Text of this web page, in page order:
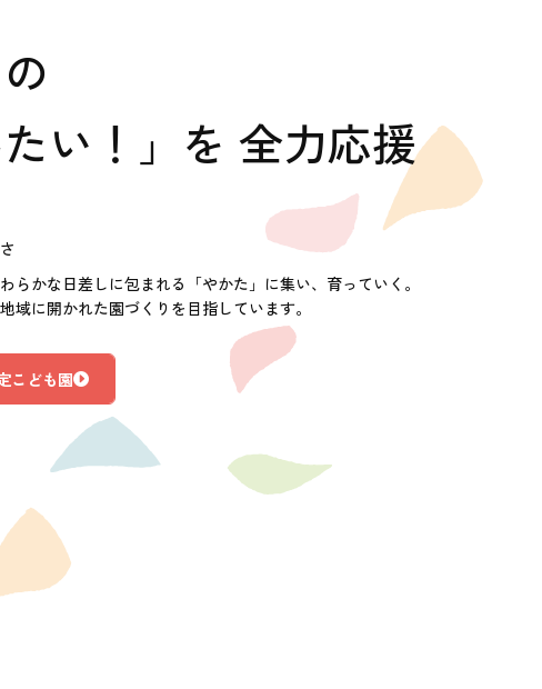
たい！」を 全力応援
らかな日差しに包まれる「やかた」に集い、育っていく。
域に開かれた園づくりを目指しています。
こども園